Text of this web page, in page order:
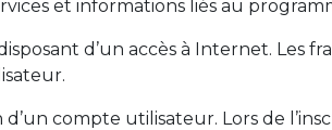
et informations liés au
d’un accès à Internet. Les
compte utilisateur. Lors de